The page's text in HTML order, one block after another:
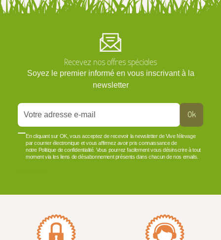
Recevez nos offres spéciales
Soyez le premier informé en vous inscrivant à la
newsletter
Ok
En cliquant sur OK, vous acceptez de recevoir la newsletter de Vive l'élevage
par courrier électronique et vous affirmez avoir pris connaissance de
notre Politique de confidentialité. Vous pourrez facilement vous désinscrire à tout
moment via les liens de désabonnement présents dans chacun de nos emails.